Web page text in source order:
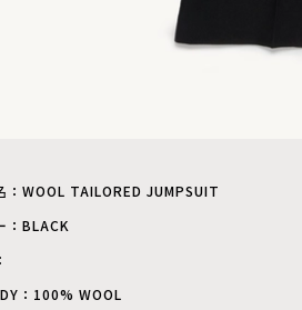
：WOOL TAILORED JUMPSUIT
：BLACK
：100% WOOL